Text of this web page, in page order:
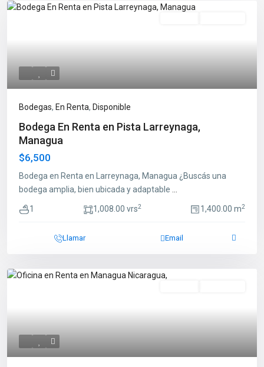
Bodegas, En Renta, Disponible
Bodega En Renta en Pista Larreynaga,
Managua
$6,500
Bodega en Renta en Larreynaga, Managua ¿Buscás una
bodega amplia, bien ubicada y adaptable
1 1,008.00 vrs2 1,400.00 m2
Llamar Email